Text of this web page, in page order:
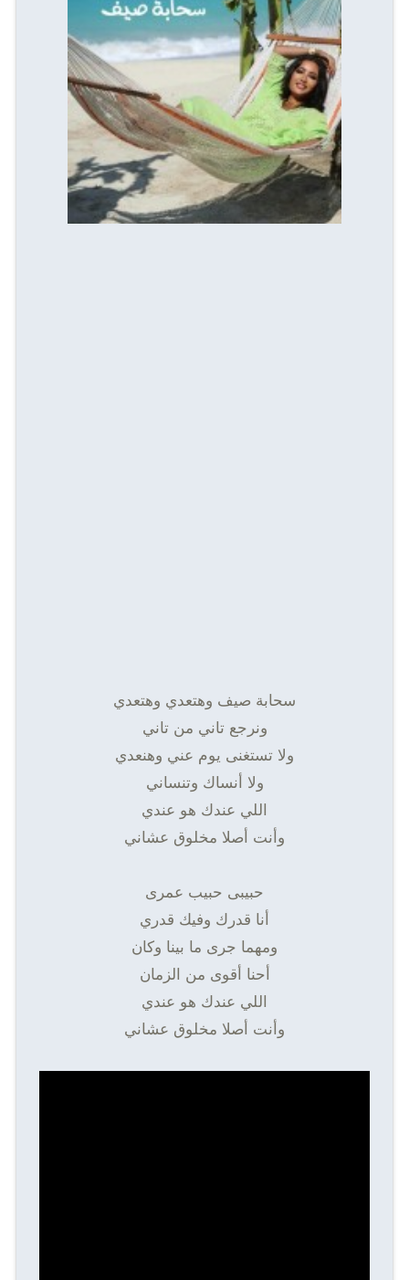
سحابة صیف وھتعدي وھتعدي
ونرجع تاني من تاني
ولا تستغنى یوم عني وھنعدي
ولا أنساك وتنساني
اللي عندك ھو عندي
وأنت أصلا مخلوق عشاني
حبیبى حبیب عمرى
أنا قدرك وفیك قدري
ومھما جرى ما بينا وكان
أحنا أقوى من الزمان
اللي عندك ھو عندي
وأنت أصلا مخلوق عشاني